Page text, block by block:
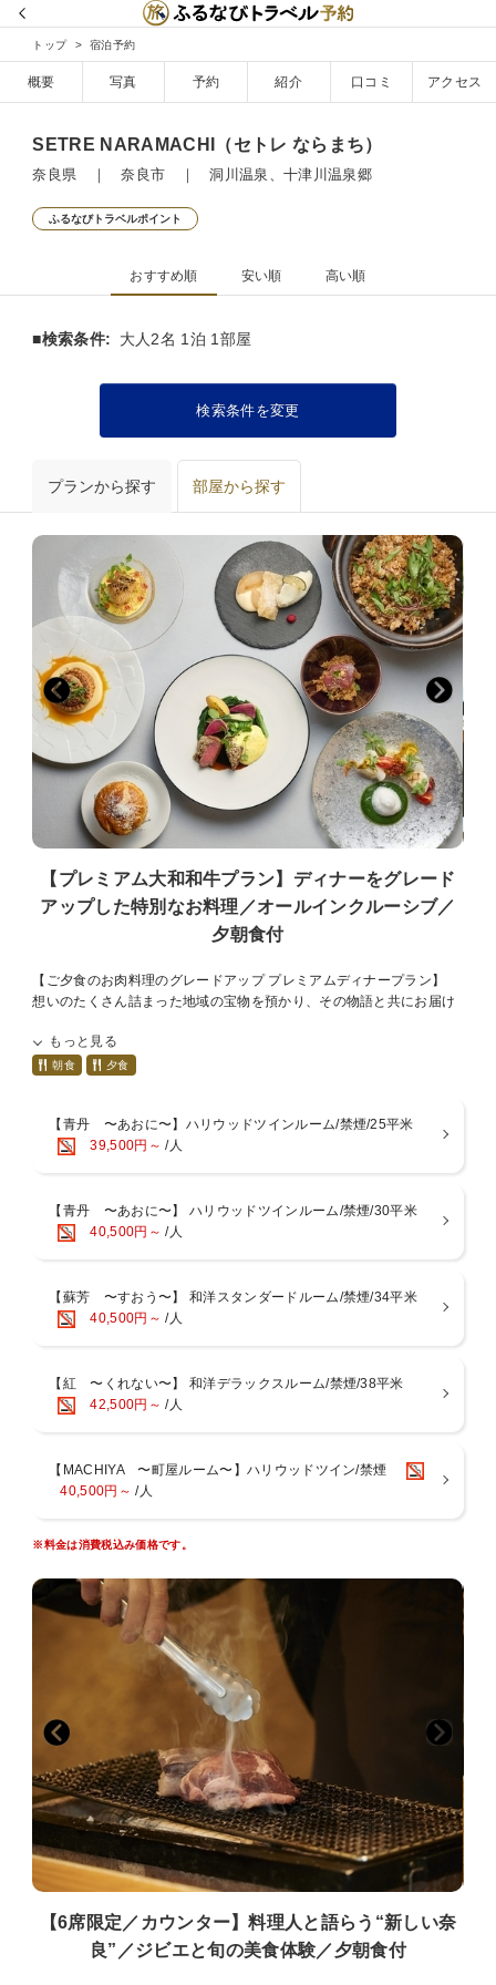
トップ 宿泊予約
概要 写真 予約 紹介 口コミ アクセス
SETRE NARAMACHI（セトレ ならまち）
奈良県 ｜ 奈良市 ｜ 洞川温泉、十津川温泉郷
ふるなびトラベルポイント
おすすめ順 安い順 高い順
■検索条件: 大人2名 1泊 1部屋
検索条件を変更
プランから探す 部屋から探す
【プレミアム大和和牛プラン】ディナーをグレード
アップした特別なお料理／オールインクルーシブ／
夕朝食付
【ご夕食のお肉料理のグレードアップ プレミアムディナープラン】
想いのたくさん詰まった地域の宝物を預かり、その物語と共にお届け
コース料理のお肉料理の内容をグレードアップするプランです。
■セトレならまちオールインクルーシブのおもてなし
1. 宿泊者専用ラウンジのフード＆ドリンク
2. ご夕食時にお料理に合わせたワインのペアリング
5. 早朝の奈良を歩いて知るガイド付きアクティビティ
6. ならまちを巡るサイクリング
承ください
ク、大和牛、そして他地域には出回らない大和伝統野菜などを使用し
ています。
●アレルギー食材がございましたら事前にお知らせ下さい●
【ディナー時間について】
宿からの質問回答欄にてご希望をお答えください。
※休前日／繁忙期は17:00と19:30の2部制となります
【ご朝食】大和野菜や地元の食材をふんだんに使った朝食
奈良らしさを感じる朝食をご用意しております。
【アメニティについて】
環境への配慮から、歯ブラシ等使い捨てアメニティのご用意はござい
ません。
お客様には普段から使い慣れたものをお持ちいただくよう、お願いい
たします。
【お子様について】
お子様の料金は添い寝でのご料金となります。寝具をご利用されるお
お子様の添い寝は大人1名様につき1名様までとさせていただきます。
もっと見る
朝食 夕食
【青丹 〜あおに〜】ハリウッドツインルーム/禁煙/25平米
39,500円～ /人
【青丹 〜あおに〜】 ハリウッドツインルーム/禁煙/30平米
40,500円～ /人
【蘇芳 〜すおう〜】 和洋スタンダードルーム/禁煙/34平米
40,500円～ /人
【紅 〜くれない〜】 和洋デラックスルーム/禁煙/38平米
42,500円～ /人
【MACHIYA 〜町屋ルーム〜】ハリウッドツイン/禁煙
40,500円～ /人
※料金は消費税込み価格です。
【6席限定／カウンター】料理人と語らう“新しい奈
良”／ジビエと旬の美食体験／夕朝食付